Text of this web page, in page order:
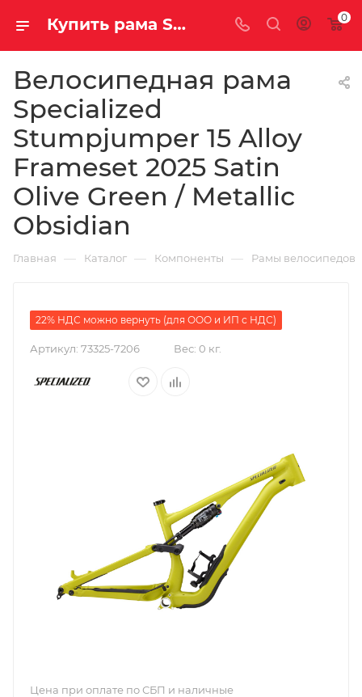
Купить рама Specialized Stumpjumper 15 Alloy Frameset 2025 Satin Olive Green / Metallic Obsidian на колеса за 319300.00000000 руб. вес грамм в Саратове и Энгельсе 0
Велосипедная рама
Specialized
Stumpjumper 15 Alloy
Frameset 2025 Satin
Olive Green / Metallic
Obsidian
Главная — Каталог — Компоненты — Рамы велосипедов
22% НДС можно вернуть (для ООО и ИП с НДС)
Артикул: 73325-7206 Вес: 0 кг.
Цена при оплате по СБП и наличные